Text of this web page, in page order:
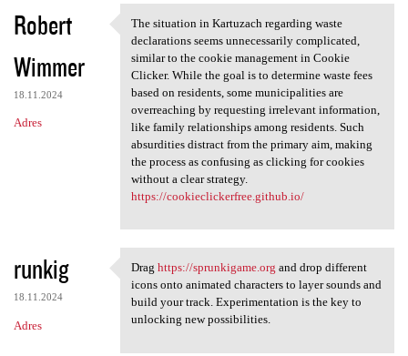
Robert
Wimmer
18.11.2024
Adres
The situation in Kartuzach
The situation in Kartuzach regarding waste
declarations seems unnecessarily complicated,
similar to the cookie management in Cookie
Clicker. While the goal is to determine waste fees
based on residents, some municipalities are
overreaching by requesting irrelevant information,
like family relationships among residents. Such
absurdities distract from the primary aim, making
the process as confusing as clicking for cookies
without a clear strategy.
https://cookieclickerfree.github.io/
runkig
18.11.2024
Adres
Drag https://sprunkigame.org
Drag https://sprunkigame.org and drop different
icons onto animated characters to layer sounds and
build your track. Experimentation is the key to
unlocking new possibilities.